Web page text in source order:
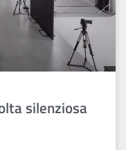
silenziosa